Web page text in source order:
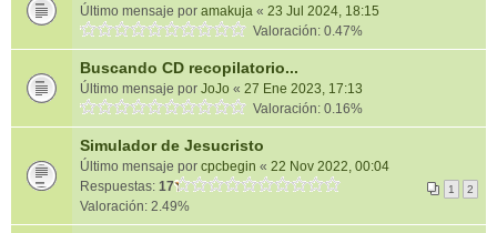
Último mensaje por amakuja « 23 Jul 2024, 18:15
Valoración: 0.47%
Buscando CD recopilatorio...
Último mensaje por JoJo « 27 Ene 2023, 17:13
Valoración: 0.16%
Simulador de Jesucristo
Último mensaje por cpcbegin « 22 Nov 2022, 00:04
Respuestas: 17 1 2
Valoración: 2.49%